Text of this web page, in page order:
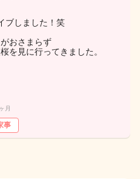
ブしました！笑
おさまらず
を見に行ってきました。
月
事